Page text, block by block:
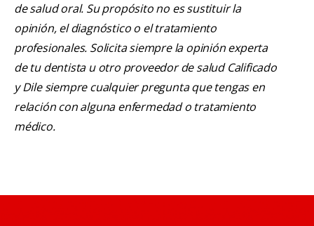
de salud oral. Su propósito no es sustituir la
opinión, el diagnóstico o el tratamiento
profesionales. Solicita siempre la opinión experta
de tu dentista u otro proveedor de salud Calificado
y Dile siempre cualquier pregunta que tengas en
relación con alguna enfermedad o tratamiento
médico.